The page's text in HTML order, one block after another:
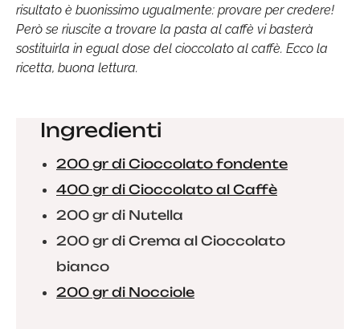
risultato è buonissimo ugualmente: provare per credere!
Però se riuscite a trovare la pasta al caffè vi basterà
sostituirla in egual dose del cioccolato al caffè. Ecco la
ricetta, buona lettura.
Ingredienti
200 gr di Cioccolato fondente
400 gr di Cioccolato al Caffè
200 gr di Nutella
200 gr di Crema al Cioccolato
bianco
200 gr di Nocciole